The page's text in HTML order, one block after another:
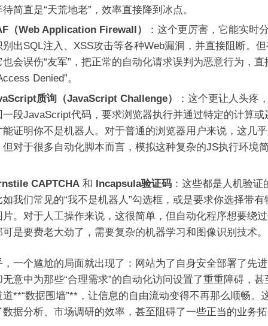
简直是“天荒地老”，效率直接降到冰点。
（Web Application Firewall）
：这个更厉害，它能实时
别出SQL注入、XSS攻击等各种Web漏洞，并直接阻断。
也会误伤“友军”，把正常的自动化请求误判为恶意行为，直
Denied”。
质询（JavaScript Challenge）
：这个更让人头疼
一段JavaScript代码，要求浏览器执行并通过特定的计算或
能证明你不是机器人。对于普通的浏览器用户来说，这几
但对于很多自动化脚本而言，模拟这种复杂的JS执行环境
CAPTCHA 和 Incapsula验证码 ：这些都是人机验证
如我们常见的“我不是机器人”勾选框，或是要求你选择带有
片。对于人工操作来说，这很简单，但自动化程序想要绕
是要费老大劲了，需要复杂的机器学习和图像识别技术。
，一个尴尬的局面就出现了：网站为了自身安全部署了先
无意中为那些“合理需求”的自动化访问设置了重重障碍，甚
道**“数据围墙”**，让信息的自由流动变得不再那么顺畅。
数据分析、市场调研的效率，甚至阻碍了一些正当的业务